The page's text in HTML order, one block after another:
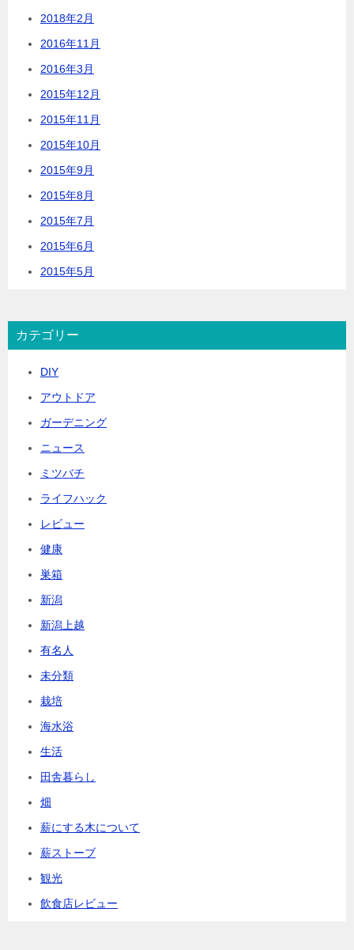
2018年2月
2016年11月
2016年3月
2015年12月
2015年11月
2015年10月
2015年9月
2015年8月
2015年7月
2015年6月
2015年5月
カテゴリー
DIY
アウトドア
ガーデニング
ニュース
ミツバチ
ライフハック
レビュー
健康
巣箱
新潟
新潟上越
有名人
未分類
栽培
海水浴
生活
田舎暮らし
畑
薪にする木について
薪ストーブ
観光
飲食店レビュー